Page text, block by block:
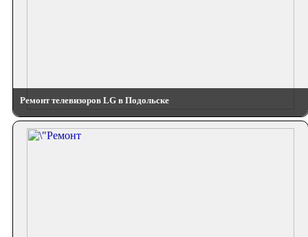
Ремонт телевизоров LG в Подольске